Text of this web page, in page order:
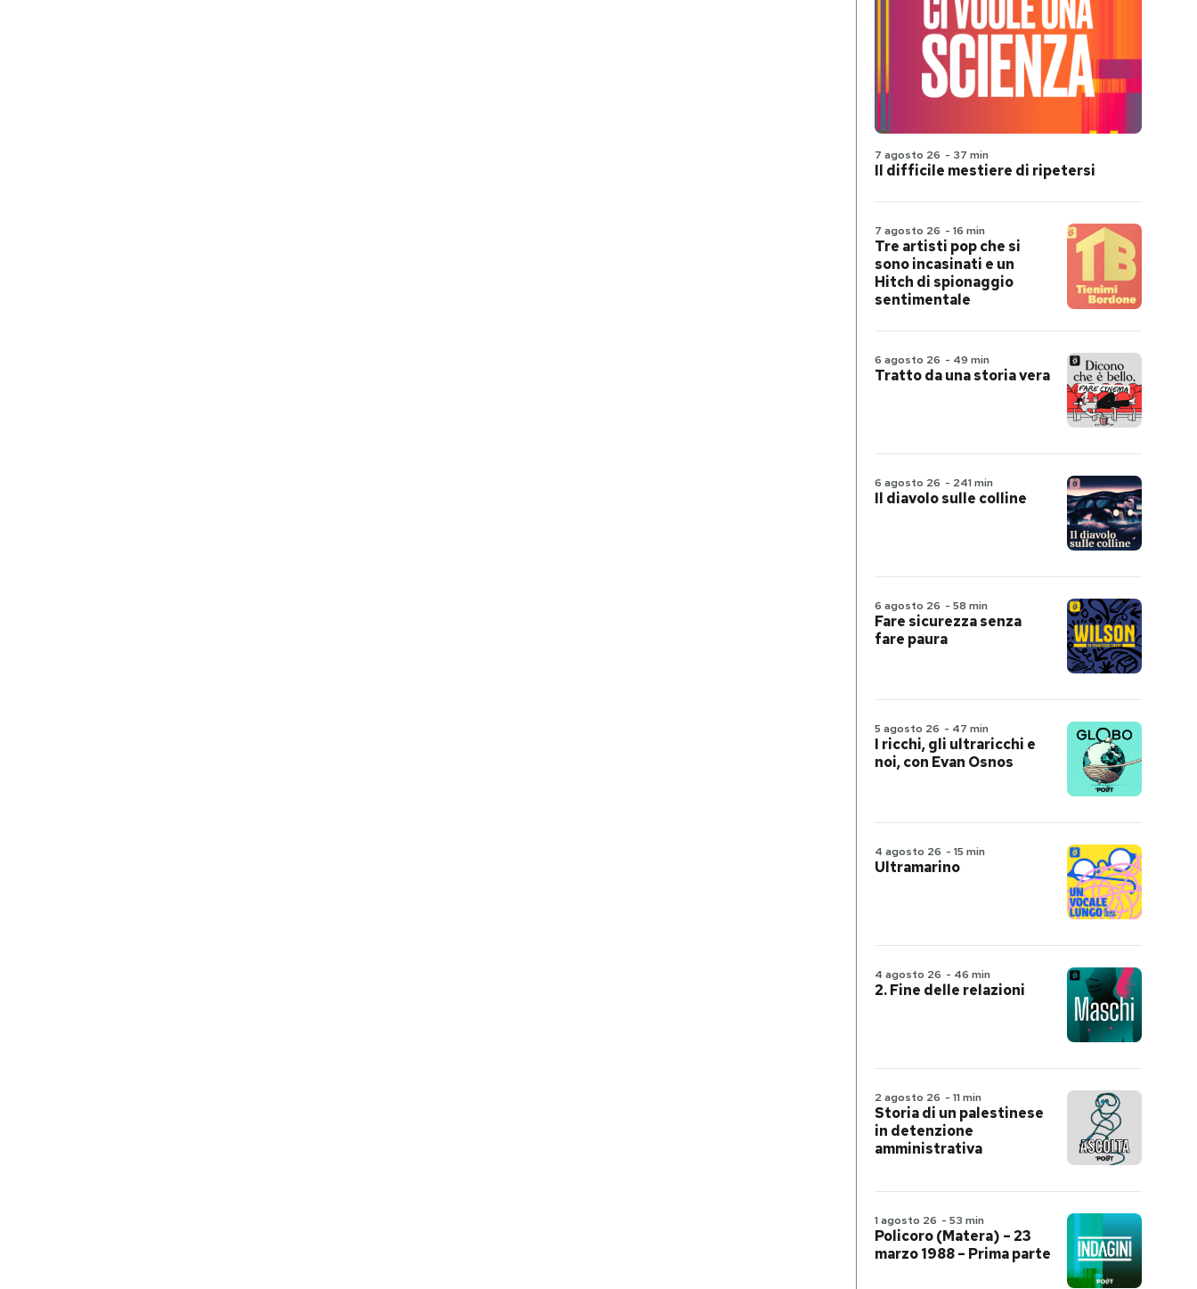
7 agosto 26 - 37 min
Il difficile mestiere di ripetersi
7 agosto 26 - 16 min
Tre artisti pop che si
sono incasinati e un
Hitch di spionaggio
sentimentale
6 agosto 26 - 49 min
Tratto da una storia vera
6 agosto 26 - 241 min
Il diavolo sulle colline
6 agosto 26 - 58 min
Fare sicurezza senza
fare paura
5 agosto 26 - 47 min
I ricchi, gli ultraricchi e
noi, con Evan Osnos
4 agosto 26 - 15 min
Ultramarino
4 agosto 26 - 46 min
2. Fine delle relazioni
2 agosto 26 - 11 min
Storia di un palestinese
in detenzione
amministrativa
1 agosto 26 - 53 min
Policoro (Matera) – 23
marzo 1988 – Prima parte